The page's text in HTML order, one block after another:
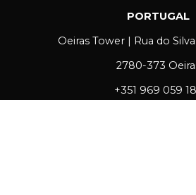
PORTUGAL
Oeiras Tower | Rua do
2780-373
+351 969 059